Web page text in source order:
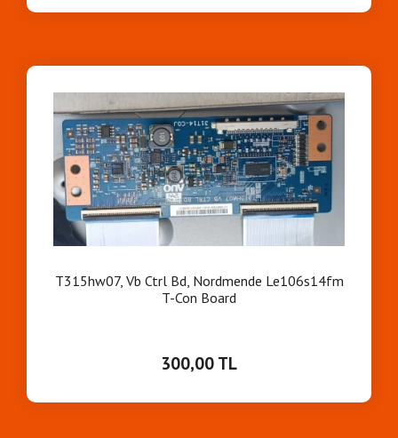
T315hw07, Vb Ctrl Bd, Nordmende Le106s14fm
T-Con Board
300,00 TL